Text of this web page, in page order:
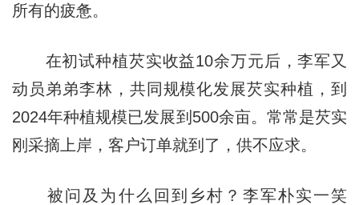
所有的疲惫。
在初试种植芡实收益10余万元后，李军又
动员弟弟李林，共同规模化发展芡实种植，到
2024年种植规模已发展到500余亩。常常是芡实
刚采摘上岸，客户订单就到了，供不应求。
被问及为什么回到乡村？李军朴实一笑